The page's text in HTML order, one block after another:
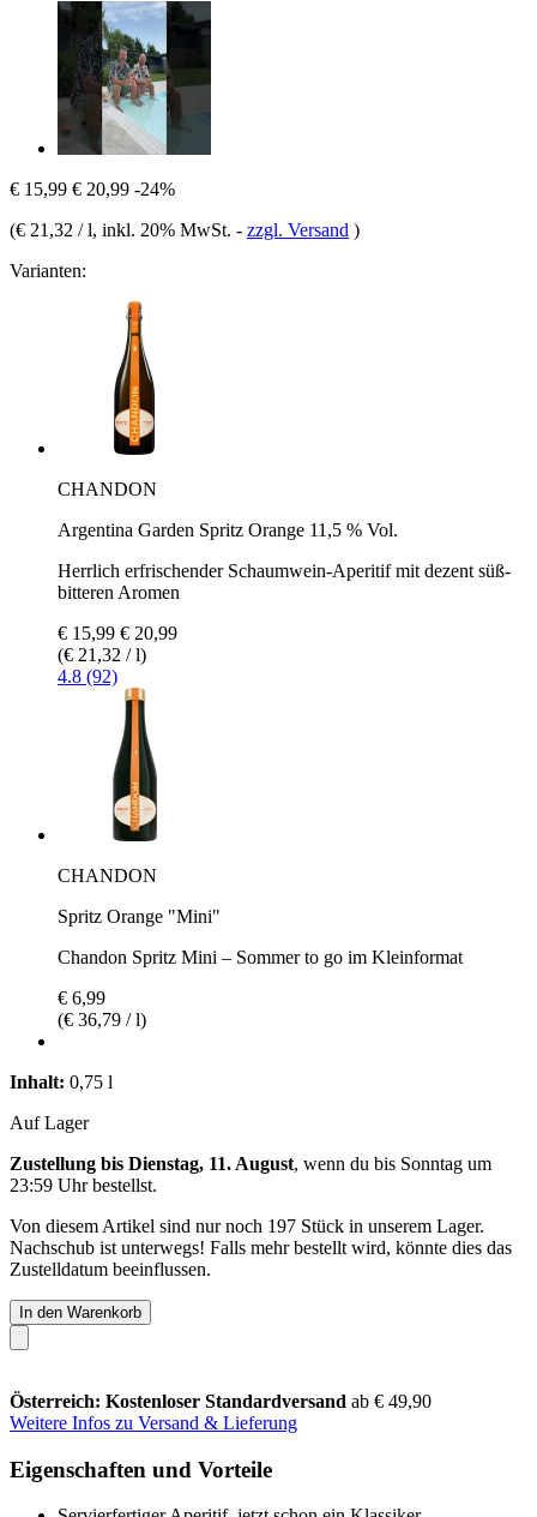
€ 15,99 € 20,99 -24%
(€ 21,32 / l, inkl. 20% MwSt. - zzgl. Versand )
Varianten:
CHANDON
Argentina Garden Spritz Orange 11,5 % Vol.
Herrlich erfrischender Schaumwein-Aperitif mit dezent süß-
bitteren Aromen
€ 15,99 € 20,99
(€ 21,32 / l)
4.8 (92)
CHANDON
Spritz Orange "Mini"
Chandon Spritz Mini – Sommer to go im Kleinformat
€ 6,99
(€ 36,79 / l)
Inhalt: 0,75 l
Auf Lager
Zustellung bis Dienstag, 11. August, wenn du bis Sonntag um
23:59 Uhrbestellst.
Von diesem Artikel sind nur noch 197 Stück in unserem Lager.
Nachschub ist unterwegs! Falls mehr bestellt wird, könnte dies das
Zustelldatum beeinflussen.
In den Warenkorb
Österreich: Kostenloser Standardversand ab € 49,90
Weitere Infos zu Versand & Lieferung
Eigenschaften und Vorteile